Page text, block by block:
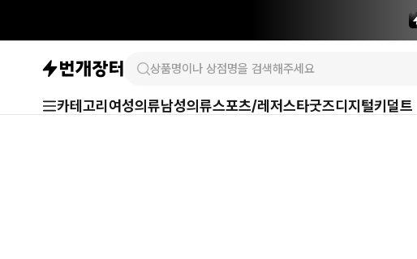
카테고리 여성의류남성의류스포츠/레저스타굿즈디지털키덜트